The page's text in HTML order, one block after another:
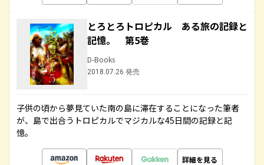
とろとろトロピカル ある旅の記録と
記憶。 第5巻
D-Books
2018.07.26 発売
子供の頃から夢見ていた南の島に滞在することになった筆者
が、島で出合うトロピカルでマジカルな45日間の記録と記
憶。
詳細を見る